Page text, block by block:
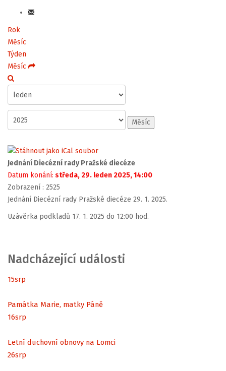
Rok
Měsíc
Týden
Měsíc
Měsíc
Jednání Diecézní rady Pražské diecéze
Datum konání: středa, 29. leden 2025, 14:00
Zobrazení : 2525
Jednání Diecézní rady Pražské diecéze 29. 1. 2025.
Uzávěrka podkladů 17. 1. 2025 do 12:00 hod.
Nadcházející události
15srp
Památka Marie, matky Páně
16srp
Letní duchovní obnovy na Lomci
26srp